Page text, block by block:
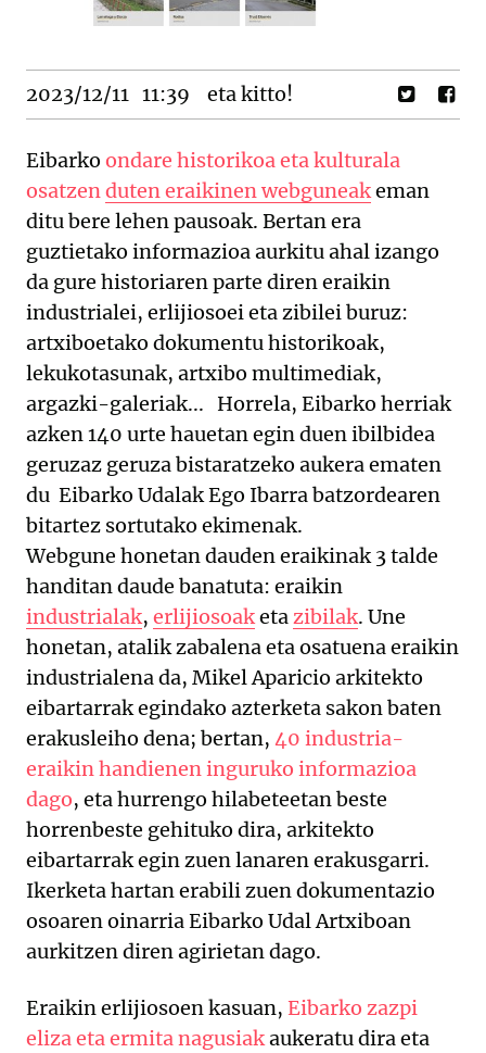
2023/12/11 11:39 eta kitto!
Eibarko ondare historikoa eta kulturala
osatzen duten eraikinen webguneakeman
ditu bere lehen pausoak. Bertan era
guztietako informazioa aurkitu ahal izango
da gure historiaren parte diren eraikin
industrialei, erlijiosoei eta zibilei buruz:
artxiboetako dokumentu historikoak,
lekukotasunak, artxibo multimediak,
argazki-galeriak... Horrela, Eibarko herriak
azken 140 urte hauetan egin duen ibilbidea
geruzaz geruza bistaratzeko aukera ematen
du Eibarko Udalak Ego Ibarra batzordearen
bitartez sortutako ekimenak.
Webgune honetan dauden eraikinak 3 talde
handitan daude banatuta: eraikin
industrialak, erlijiosoaketazibilak. Une
honetan, atalik zabalena eta osatuena eraikin
industrialena da, Mikel Aparicio arkitekto
eibartarrak egindako azterketa sakon baten
erakusleiho dena; bertan, 40 industria-
eraikin handienen inguruko informazioa
dago, eta hurrengo hilabeteetan beste
horrenbeste gehituko dira, arkitekto
eibartarrak egin zuen lanaren erakusgarri.
Ikerketa hartan erabili zuen dokumentazio
osoaren oinarria Eibarko Udal Artxiboan
aurkitzen diren agirietan dago.
Eraikin erlijiosoen kasuan, Eibarko zazpi
eliza eta ermita nagusiakaukeratu dira eta